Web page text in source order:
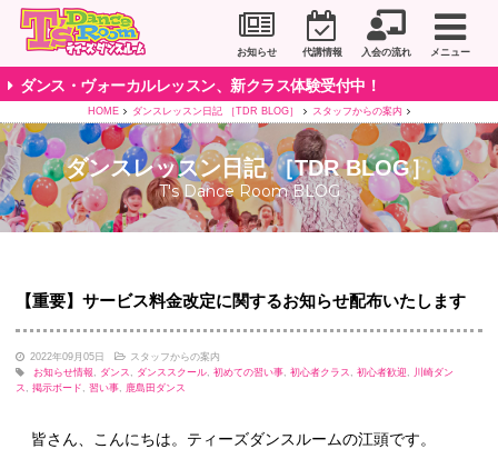
川崎市のダンススタジオ＆ボーカルスクール「
お知らせ 代講情報 入会の流れ メニュー
ダンス・ヴォーカルレッスン、新クラス体験受付中！
HOME ダンスレッスン日記 ［TDR BLOG］ スタッフからの案内
ダンスレッスン日記 ［TDR BLOG］
T's Dance Room BLOG
【重要】サービス料金改定に関するお知らせ配布いたします
2022年09月05日
スタッフからの案内
お知らせ情報
ダンス ダンススクール, 初めての習い事, 初心者クラス 初心者歓迎
川崎ダン
ス
掲示ボード 習い事 鹿島田ダンス
皆さん、こんにちは。ティーズダンスルームの江頭です。